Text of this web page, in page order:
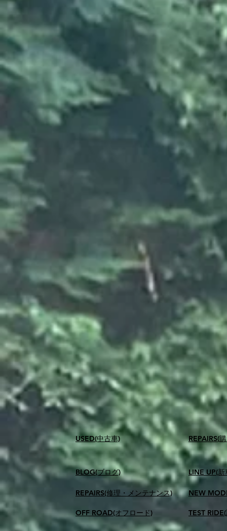
USED(中古車)
BLOG(ブログ)
REPAIRS(修理・メンテナンス)
OFF ROAD(オフロード)
​REPAIRS(
LINE UP(
NEW
TEST